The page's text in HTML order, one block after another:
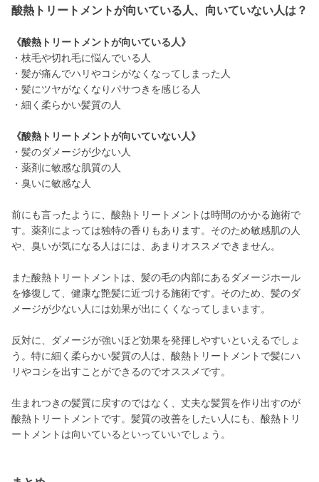
酸熱トリートメントが向いている人、向いていない人は？
《酸熱トリートメントが向いている人》
・枝毛や切れ毛に悩んでいる人
・髪が痛んでハリやコシがなくなってしまった人
・髪にツヤがなくなりパサつきを感じる人
・細く柔らかい髪質の人
《酸熱トリートメントが向いていない人》
・髪のダメージが少ない人
・薬剤に敏感な肌質の人
・臭いに敏感な人
前にも言ったように、酸熱トリートメントは時間のかかる施術で
す。薬剤によっては独特の香りもあります。そのため敏感肌の人
や、臭いが気になる人はには、あまりオススメできません。
また酸熱トリートメントは、髪の毛の内部にあるダメージホール
を修復して、健康な艶髪に近づける施術です。そのため、髪のダ
メージが少ない人には効果が出にくくなってしまいます。
反対に、ダメージが強いほど効果を発揮しやすいといえるでしょ
う。特に細く柔らかい髪質の人は、酸熱トリートメントで髪にハ
リやコシを出すことができるのでオススメです。
生まれつきの髪質に戻すのではなく、丈夫な髪質を作り出すのが
酸熱トリートメントです。髪質の改善をしたい人にも、酸熱トリ
ートメントは向いているといっていいでしょう。